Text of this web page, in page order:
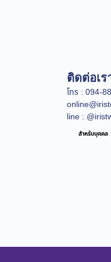
ติดต่อเร
โทร : 094-
line :
สำหรับบุคคล